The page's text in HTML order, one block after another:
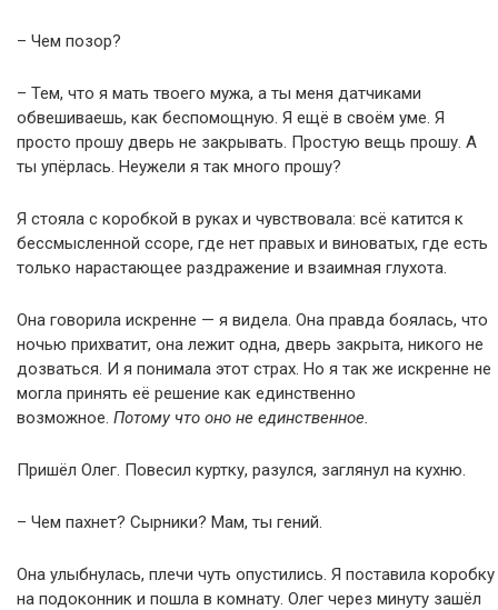
– Чем позор?
– Тем, что я мать твоего мужа, а ты меня датчиками
обвешиваешь, как беспомощную. Я ещё в своём уме. Я
просто прошу дверь не закрывать. Простую вещь прошу. А
ты упёрлась. Неужели я так много прошу?
Я стояла с коробкой в руках и чувствовала: всё катится к
бессмысленной ссоре, где нет правых и виноватых, где есть
только нарастающее раздражение и взаимная глухота.
Она говорила искренне — я видела. Она правда боялась, что
ночью прихватит, она лежит одна, дверь закрыта, никого не
дозваться. И я понимала этот страх. Но я так же искренне не
могла принять её решение как единственно
возможное. Потому что оно не единственное.
Пришёл Олег. Повесил куртку, разулся, заглянул на кухню.
– Чем пахнет? Сырники? Мам, ты гений.
Она улыбнулась, плечи чуть опустились. Я поставила коробку
на подоконник и пошла в комнату. Олег через минуту зашёл